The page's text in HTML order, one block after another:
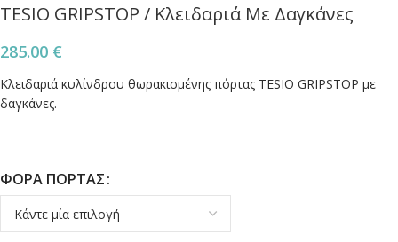
TESIO GRIPSTOP / Κλειδαριά Με Δαγκάνες
285.00 €
Κλειδαριά κυλίνδρου θωρακισμένης πόρτας TESIO GRIPSTOP με
δαγκάνες.
ΦΟΡΑ ΠΟΡΤΑΣ